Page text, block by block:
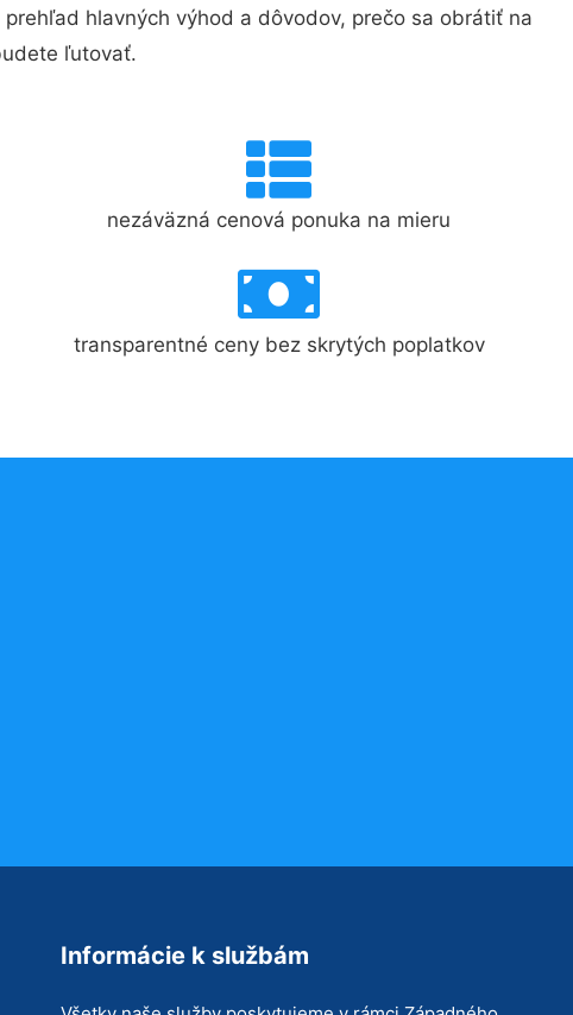
hlavných výhod a dôvodov, prečo sa obrátiť na
ľutovať.
nezáväzná cenová ponuka na mieru
transparentné ceny bez skrytých poplatkov
Informácie k službám